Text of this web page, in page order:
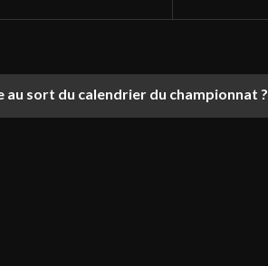
au sort du calendrier du championnat ?